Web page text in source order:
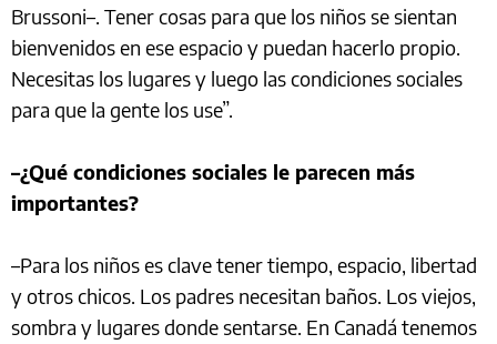
Brussoni–. Tener cosas para que los niños se sientan
bienvenidos en ese espacio y puedan hacerlo propio.
Necesitas los lugares y luego las condiciones sociales
para que la gente los use”.
–¿Qué condiciones sociales le parecen más
importantes?
–Para los niños es clave tener tiempo, espacio, libertad
y otros chicos. Los padres necesitan baños. Los viejos,
sombra y lugares donde sentarse. En Canadá tenemos